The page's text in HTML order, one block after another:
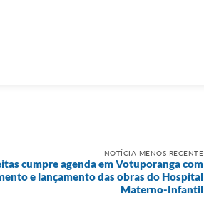
NOTÍCIA MENOS RECENTE
cumpre agenda em Votuporanga com
e lançamento das obras do Hospital
Materno-Infantil